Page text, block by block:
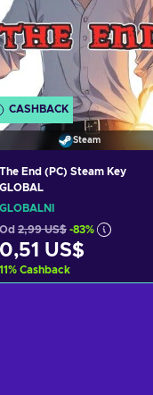
CASHBACK
Steam
The End (PC) Steam Key
GLOBAL
GLOBÁLNÍ
Od 2,99 US$ -83%
0,51 US$
11% Cashback